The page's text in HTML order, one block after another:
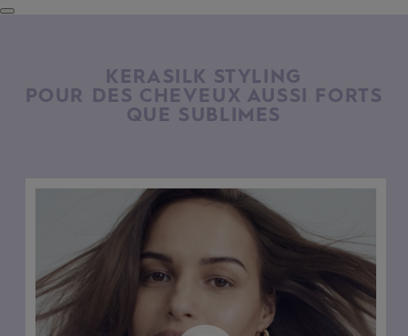
KERASILK STYLING
POUR DES CHEVEUX AUSSI FORTS
QUE SUBLIMES